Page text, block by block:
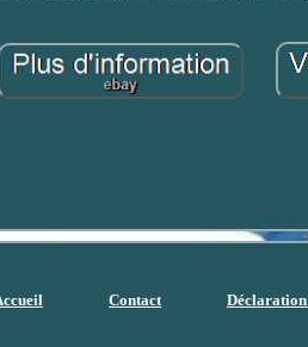
Contact